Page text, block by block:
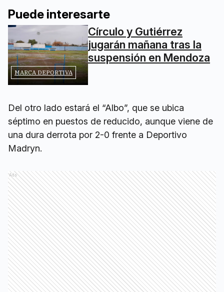
Puede interesarte
MARCA DEPORTIVA
Círculo y Gutiérrez
jugarán mañana tras la
suspensión en Mendoza
Del otro lado estará el “Albo”, que se ubica
séptimo en puestos de reducido, aunque viene de
una dura derrota por 2-0 frente a Deportivo
Madryn.
Ads